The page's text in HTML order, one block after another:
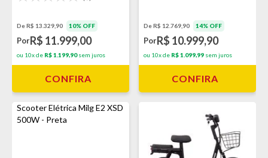
De R$ 13.329,90 10% OFF
PorR$ 11.999,00
ou 10x de R$ 1.199,90sem juros
CONFIRA
De R$ 12.769,90 14% OFF
PorR$ 10.999,90
ou 10x de R$ 1.099,99 sem juros
CONFIRA
Scooter Elétrica Milg E2 XSD
500W - Preta